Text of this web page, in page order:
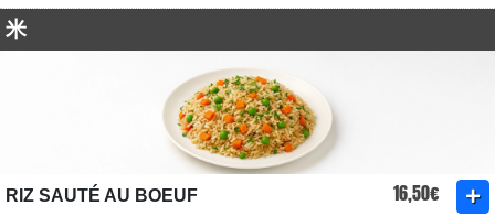
米
RIZ SAUTÉ AU BOEUF 16,50€